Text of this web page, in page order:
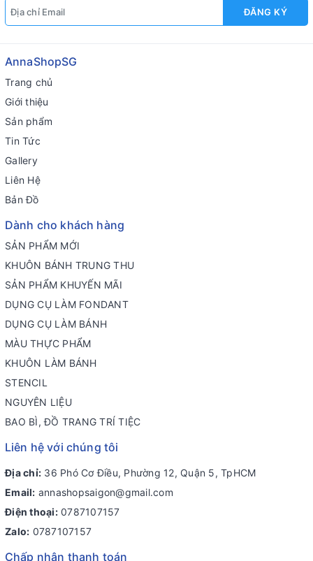
ĐĂNG KÝ
AnnaShopSG
Trang chủ
Giới thiệu
Sản phẩm
Tin Tức
Gallery
Liên Hệ
Bản Đồ
Dành cho khách hàng
SẢN PHẨM MỚI
KHUÔN BÁNH TRUNG THU
SẢN PHẨM KHUYẾN MÃI
DỤNG CỤ LÀM FONDANT
DỤNG CỤ LÀM BÁNH
MÀU THỰC PHẨM
KHUÔN LÀM BÁNH
STENCIL
NGUYÊN LIỆU
BAO BÌ, ĐỒ TRANG TRÍ TIỆC
Liên hệ với chúng tôi
Địa chỉ: 36 Phó Cơ Điều, Phường 12, Quận 5, TpHCM
Email: annashopsaigon@gmail.com
Điện thoại: 0787107157
Zalo: 0787107157
Chấp nhận thanh toán